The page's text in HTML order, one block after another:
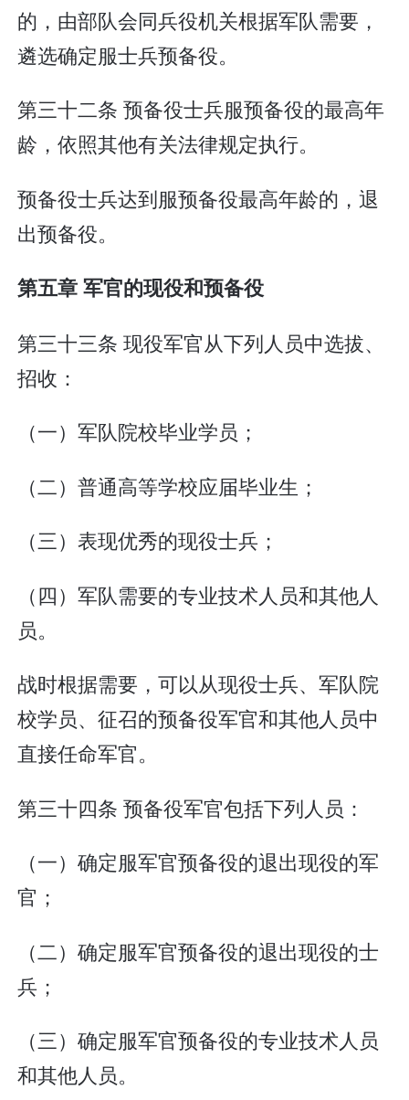
的，由部队会同兵役机关根据军队需要，
遴选确定服士兵预备役。
第三十二条 预备役士兵服预备役的最高年
龄，依照其他有关法律规定执行。
预备役士兵达到服预备役最高年龄的，退
出预备役。
第五章 军官的现役和预备役
第三十三条 现役军官从下列人员中选拔、
招收：
（一）军队院校毕业学员；
（二）普通高等学校应届毕业生；
（三）表现优秀的现役士兵；
（四）军队需要的专业技术人员和其他人
员。
战时根据需要，可以从现役士兵、军队院
校学员、征召的预备役军官和其他人员中
直接任命军官。
第三十四条 预备役军官包括下列人员：
（一）确定服军官预备役的退出现役的军
官；
（二）确定服军官预备役的退出现役的士
兵；
（三）确定服军官预备役的专业技术人员
和其他人员。